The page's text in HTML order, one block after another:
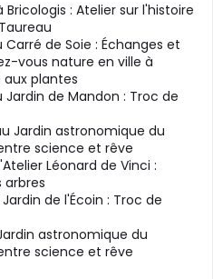
Bricologis : Atelier sur l'histoire
Carré de Soie : Échanges et
vous nature en ville à
plantes
de Mandon : Troc de
Jardin astronomique du
science et rêve
Léonard de Vinci :
arbres
de l'Écoin : Troc de
astronomique du
science et rêve